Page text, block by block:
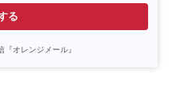
る
オレンジメール』